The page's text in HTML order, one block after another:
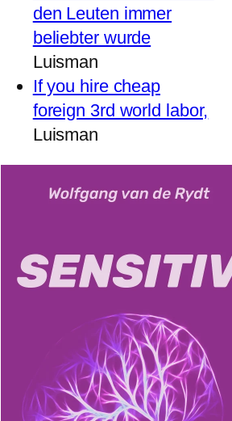
den Leuten immer
beliebter wurde
Luisman
If you hire cheap
foreign 3rd world labor,
Luisman